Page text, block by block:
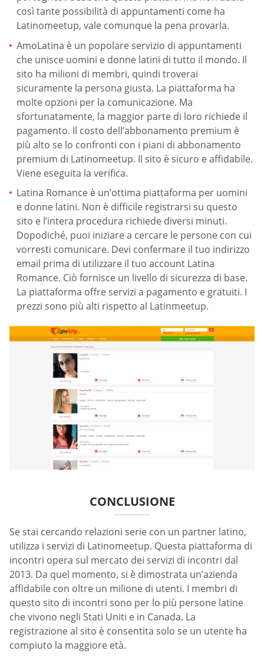
così tante possibilità di appuntamenti come ha
Latinomeetup, vale comunque la pena provarla.
AmoLatina è un popolare servizio di appuntamenti
che unisce uomini e donne latini di tutto il mondo. Il
sito ha milioni di membri, quindi troverai
sicuramente la persona giusta. La piattaforma ha
molte opzioni per la comunicazione. Ma
sfortunatamente, la maggior parte di loro richiede il
pagamento. Il costo dell’abbonamento premium è
più alto se lo confronti con i piani di abbonamento
premium di Latinomeetup. Il sito è sicuro e affidabile.
Viene eseguita la verifica.
Latina Romance è un’ottima piattaforma per uomini
e donne latini. Non è difficile registrarsi su questo
sito e l’intera procedura richiede diversi minuti.
Dopodiché, puoi iniziare a cercare le persone con cui
vorresti comunicare. Devi confermare il tuo indirizzo
email prima di utilizzare il tuo account Latina
Romance. Ciò fornisce un livello di sicurezza di base.
La piattaforma offre servizi a pagamento e gratuiti. I
prezzi sono più alti rispetto al Latinmeetup.
CONCLUSIONE
Se stai cercando relazioni serie con un partner latino,
utilizza i servizi di Latinomeetup. Questa piattaforma di
incontri opera sul mercato dei servizi di incontri dal
2013. Da quel momento, si è dimostrata un’azienda
affidabile con oltre un milione di utenti. I membri di
questo sito di incontri sono per lo più persone latine
che vivono negli Stati Uniti e in Canada. La
registrazione al sito è consentita solo se un utente ha
compiuto la maggiore età.